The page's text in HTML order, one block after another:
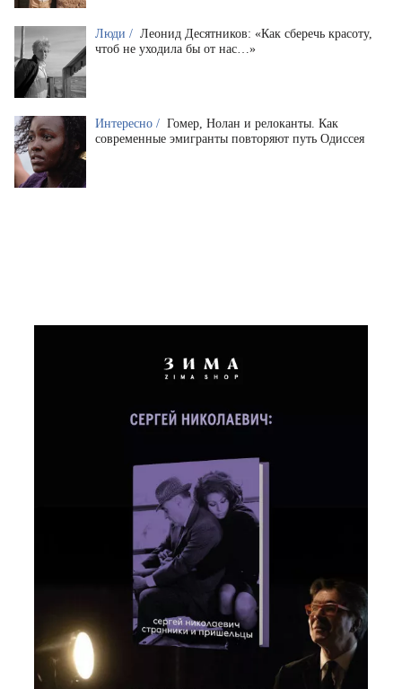
Люди / Леонид Десятников: «Как сберечь красоту,
чтоб не уходила бы от нас…»
Интересно / Гомер, Нолан и релоканты. Как
современные эмигранты повторяют путь Одиссея